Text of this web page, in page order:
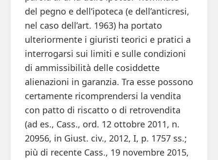
del pegno e dell’ipoteca (e dell’anticresi,
nel caso dell’art. 1963) ha portato
ulteriormente i giuristi teorici e pratici a
interrogarsi sui limiti e sulle condizioni
di ammissibilità delle cosiddette
alienazioni in garanzia. Tra esse possono
certamente ricomprendersi la vendita
con patto di riscatto o di retrovendita
(ad es., Cass., ord. 12 ottobre 2011, n.
20956, in Giust. civ., 2012, I, p. 1757 ss.;
più di recente Cass., 19 novembre 2015,